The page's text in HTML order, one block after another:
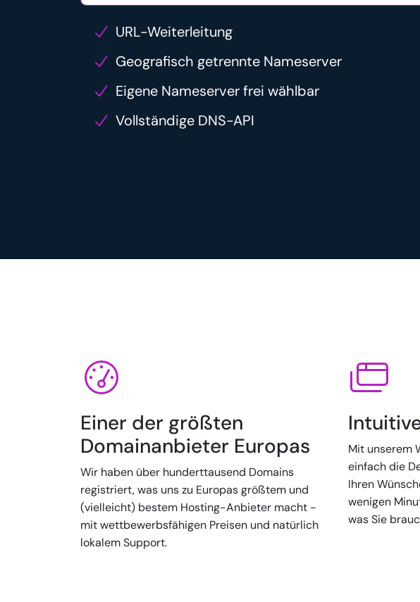
URL-Weiterleitung
Geografisch getrennte Nameserver
Eigene Nameserver frei wählbar
Vollständige DNS-API
Einer der größten
Domainanbieter Europas
Wir haben über hunderttausend Domains
registriert, was uns zu Europas größtem und
(vielleicht) bestem Hosting-Anbieter macht -
mit wettbewerbsfähigen Preisen und natürlich
lokalem Support.
Mit unserem
einfach die
Ihren
wenigen
was Sie